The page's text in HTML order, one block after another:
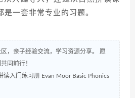
一套非常专业的习题。
，亲子经验交流，学习资源分享。 愿
同前行！
读入门练习册 Evan Moor Basic Phonics